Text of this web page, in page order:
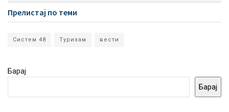
Прелистај по теми
Систем 48 Туризам вести
Барај
Барај